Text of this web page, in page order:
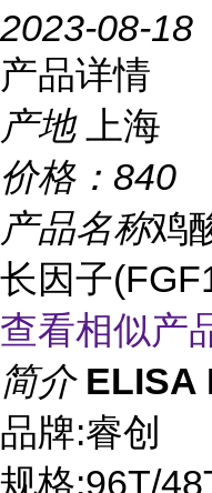
2023-08-18
产品详情
产地
上海
价格： 840
产品名称鸡
长因子
查看相似产
简介 ELISA
品牌:睿创
规格:96T/